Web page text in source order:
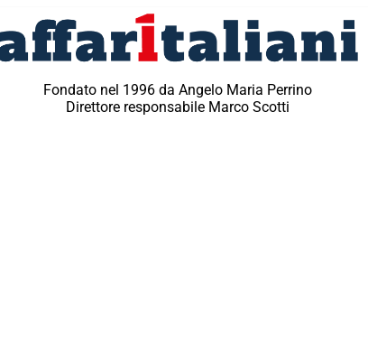
Fondato nel 1996 da Angelo Maria Perrino
Direttore responsabile Marco Scotti